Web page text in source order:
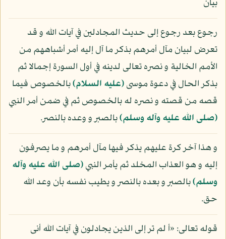
بيان
رجوع بعد رجوع إلى حديث المجادلين في آيات الله و قد
تعرض لبيان مآل أمرهم بذكر ما آل إليه أمر أشباههم من
الأمم الخالية و نصره تعالى لدينه في أول السورة إجمالا ثم
بذكر الحال في دعوة موسى(عليه السلام)بالخصوص فيما
قصه من قصته و نصره له بالخصوص ثم في ضمن أمر النبي
(صلى الله عليه وآله وسلم)بالصبر و وعده بالنصر.
و هذا آخر كرة عليهم يذكر فيها مآل أمرهم و ما يصرفون
إليه و هو العذاب المخلد ثم يأمر النبي(صلى الله عليه وآله
وسلم)بالصبر و بعده بالنصر و يطيب نفسه بأن وعد الله
حق.
قوله تعالى: «أ لم تر إلى الذين يجادلون في آيات الله أنى